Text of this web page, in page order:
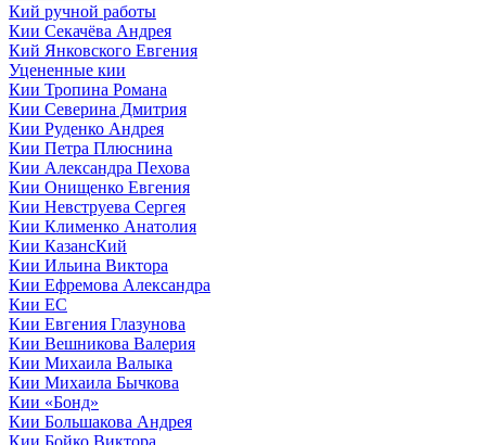
Кий ручной работы
Кии Секачёва Андрея
Кий Янковского Евгения
Уцененные кии
Кии Тропина Романа
Кии Северина Дмитрия
Кии Руденко Андрея
Кии Петра Плюснина
Кии Александра Пехова
Кии Онищенко Евгения
Кии Невструева Сергея
Кии Клименко Анатолия
Кии КазансКий
Кии Ильина Виктора
Кии Ефремова Александра
Кии ЕС
Кии Евгения Глазунова
Кии Вешникова Валерия
Кии Михаила Валыка
Кии Михаила Бычкова
Кии «Бонд»
Кии Большакова Андрея
Кии Бойко Виктора